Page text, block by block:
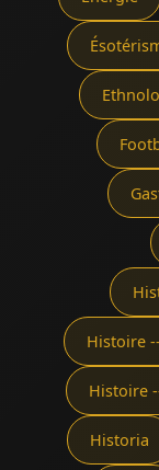
Histoire
Histoire
Historia